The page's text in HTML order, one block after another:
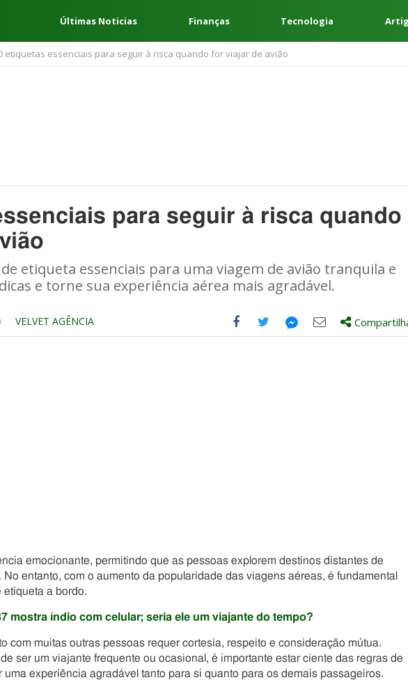
Últimas Noticias Finanças Tecnologia
etiquetas essenciais para seguir à risca quando for viajar de avião
para seguir à risca quando
etiqueta essenciais para uma viagem de avião tranquila e
e torne sua experiência aérea mais agradável.
VELVET AGÊNCIA
Compartilhe
CompartilheCompartilhe
emocionante, permitindo que as pessoas explorem destinos distantes de
entanto, com o aumento da popularidade das viagens aéreas, é fundamental
etiqueta a bordo.
mostra índio com celular; seria ele um viajante do tempo?
com muitas outras pessoas requer cortesia, respeito e consideração mútua.
ser um viajante frequente ou ocasional, é importante estar ciente das regras de
experiência agradável tanto para si quanto para os demais passageiros.